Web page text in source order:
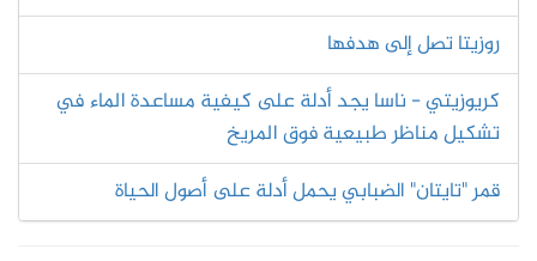
روزيتا تصل إلى هدفها
ﻛﺮﻳﻮﺯﻳﺘﻲ - ﻧﺎﺳﺎ ﻳﺠﺪ ﺃﺩﻟﺔ ﻋﻠﻰ ﻛﻴﻔﻴﺔ ﻣﺴﺎﻋﺪﺓ ﺍﻟﻤﺎﺀ ﻓﻲ
ﺗﺸﻜﻴﻞ ﻣﻨﺎﻇﺮ ﻃﺒﻴﻌﻴﺔ ﻓﻮﻕ ﺍﻟﻤﺮيخ
قمر "تايتان" الضبابي يحمل أدلة على أصول الحياة